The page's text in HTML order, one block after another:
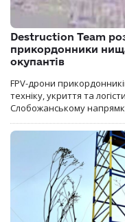
Destruction Team
прикордонники
окупантів
FPV-дрони
техніку, укриття та
Слобожанському